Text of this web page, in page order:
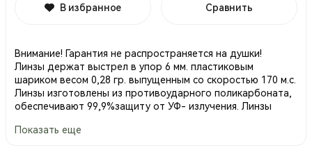
В избранное Сравнить
Внимание! Гарантия не распространяется на душки!
Линзы держат выстрел в упор 6 мм. пластиковым
шариком весом 0,28 гр. выпущенным со скоростью 170 м.с.
Линзы изготовлены из противоударного поликарбоната,
обеспечивают 99,9%защиту от УФ- излучения. Линзы
Соответствуют EN 166, оптический класс № 1F. Жёлтые и
Показать еще